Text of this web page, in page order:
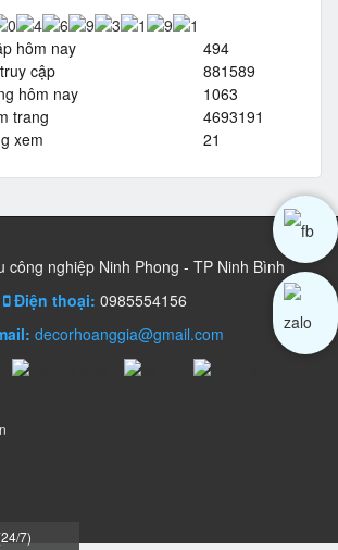
hôm nay
494
cập
881589
hôm nay
1063
trang
4693191
xem
21
công nghiệp Ninh Phong - TP Ninh Bình
Điện thoại: 0985554156
decorhoanggia@gmail.com
7)